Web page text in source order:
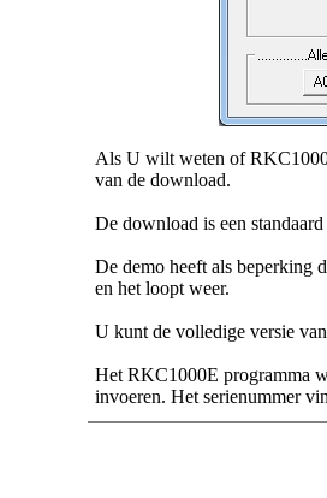
Als U wilt weten of
van de download.
De download is een
De demo heeft als beperking
en het loopt weer.
U kunt de volledige versie
Het RKC1000E programma
invoeren. Het serienummer